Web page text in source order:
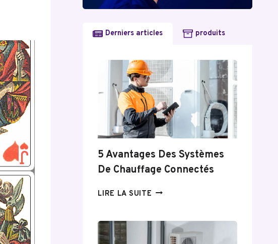
Derniers articles produits
5 Avantages Des Systèmes
De Chauffage Connectés
LIRE LA SUITE 5
SYSTÈMES